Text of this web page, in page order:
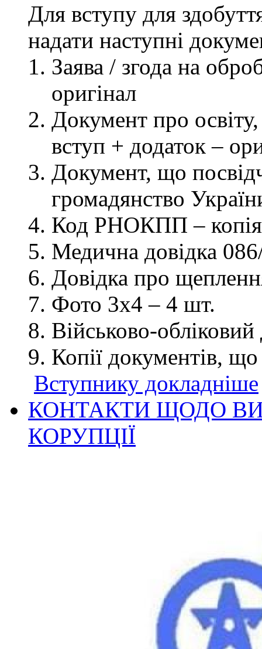
Для вступу для
надати наступні
Заява / згода на
оригінал
Документ про освіту,
вступ + додаток –
Документ, що
громадянство
Код РНОКПП – копія
Медична довідка
Довідка про
Фото 3х4 – 4 шт.
Військово-
Копії документів,
Вступнику докладніше
КОНТАКТИ ЩОДО
КОРУПЦІЇ